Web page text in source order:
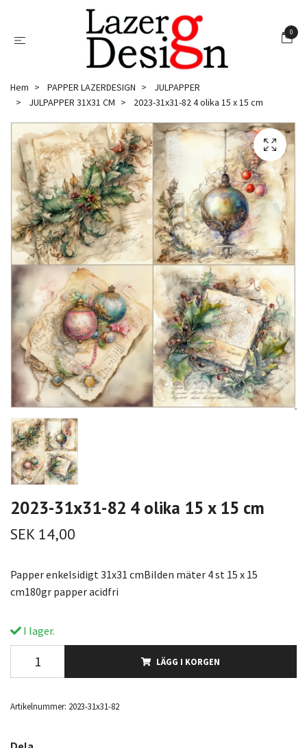
0
Hem PAPPER LAZERDESIGN
JULPAPPER
JULPAPPER 31X31 CM
2023-31x31-82 4 olika 15 x 15 cm
2023-31x31-82 4 olika 15 x 15 cm
SEK 14,00
Papper enkelsidigt 31x31 cmBilden mäter 4 st 15 x 15
cm180gr papper acidfri
I lager.
LÄGG I KORGEN
Artikelnummer: 2023-31x31-82